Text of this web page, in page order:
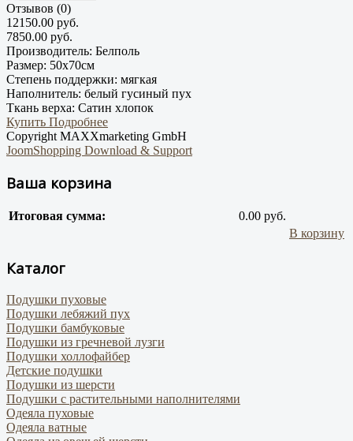
Отзывов (0)
12150.00 руб.
7850.00 руб.
Производитель: Белполь
Размер: 50х70см
Степень поддержки: мягкая
Наполнитель: белый гусиный пух
Ткань верха: Сатин хлопок
Купить Подробнее
Copyright MAXXmarketing GmbH
JoomShopping Download & Support
Ваша корзина
Итоговая сумма:
0.00 руб.
В корзину
Каталог
Подушки пуховые
Подушки лебяжий пух
Подушки бамбуковые
Подушки из гречневой лузги
Подушки холлофайбер
Детские подушки
Подушки из шерсти
Подушки с растительными наполнителями
Одеяла пуховые
Одеяла ватные